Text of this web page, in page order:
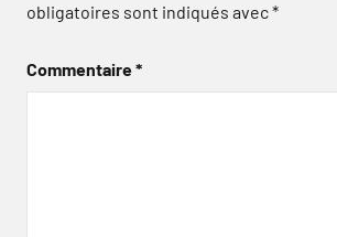
obligatoires sont indiqués avec*
Commentaire*